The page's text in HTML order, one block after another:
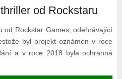
od Rockstaru
Rockstar Games, odehrávající
byl projekt oznámen v roce
a v roce 2018 byla ochranná